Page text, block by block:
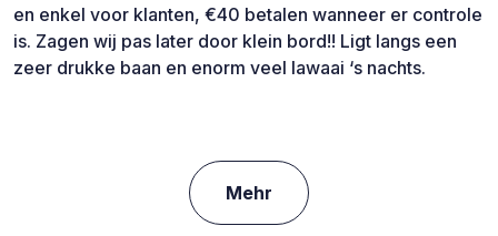
en enkel voor klanten, €40 betalen wanneer er controle
is. Zagen wij pas later door klein bord!! Ligt langs een
zeer drukke baan en enorm veel lawaai ‘s nachts.
Mehr